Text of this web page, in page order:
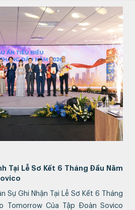
Tại Lễ Sơ Kết 6 Tháng Đầu Năm
Sự Ghi Nhận Tại Lễ Sơ Kết 6 Tháng
Tomorrow Của Tập Đoàn Sovico